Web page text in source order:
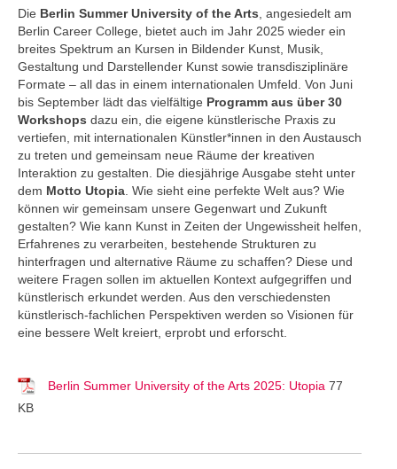
Die Berlin Summer University of the Arts , angesiedelt am
Berlin Career College, bietet auch im Jahr 2025 wieder ein
breites Spektrum an Kursen in Bildender Kunst, Musik,
Gestaltung und Darstellender Kunst sowie transdisziplinäre
Formate – all das in einem internationalen Umfeld. Von Juni
bis September lädt das vielfältige Programm aus über 30
Workshops dazu ein, die eigene künstlerische Praxis zu
vertiefen, mit internationalen Künstler*innen in den Austausch
zu treten und gemeinsam neue Räume der kreativen
Interaktion zu gestalten. Die diesjährige Ausgabe steht unter
dem Motto Utopia . Wie sieht eine perfekte Welt aus? Wie
können wir gemeinsam unsere Gegenwart und Zukunft
gestalten? Wie kann Kunst in Zeiten der Ungewissheit helfen,
Erfahrenes zu verarbeiten, bestehende Strukturen zu
hinterfragen und alternative Räume zu schaffen? Diese und
weitere Fragen sollen im aktuellen Kontext aufgegriffen und
künstlerisch erkundet werden. Aus den verschiedensten
künstlerisch-fachlichen Perspektiven werden so Visionen für
eine bessere Welt kreiert, erprobt und erforscht.
Berlin Summer University of the Arts 2025: Utopia 77
KB